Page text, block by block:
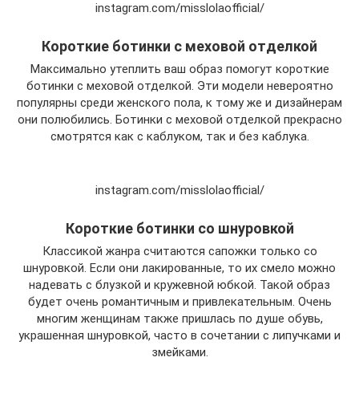
instagram.com/misslolaofficial/
Короткие ботинки с меховой отделкой
Максимально утеплить ваш образ помогут короткие
ботинки с меховой отделкой. Эти модели невероятно
популярны среди женского пола, к тому же и дизайнерам
они полюбились. Ботинки с меховой отделкой прекрасно
смотрятся как с каблуком, так и без каблука.
instagram.com/misslolaofficial/
Короткие ботинки со шнуровкой
Классикой жанра считаются сапожки только со
шнуровкой. Если они лакированные, то их смело можно
надевать с блузкой и кружевной юбкой. Такой образ
будет очень романтичным и привлекательным. Очень
многим женщинам также пришлась по душе обувь,
украшенная шнуровкой, часто в сочетании с липучками и
змейками.